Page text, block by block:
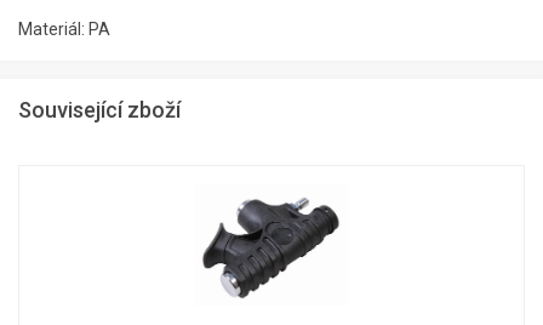
Materiál: PA
Související zboží